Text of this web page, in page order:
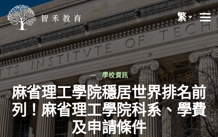
繁
學校資訊
麻省理工學院穩居世界排名前
列！麻省理工學院科系、學費
及申請條件